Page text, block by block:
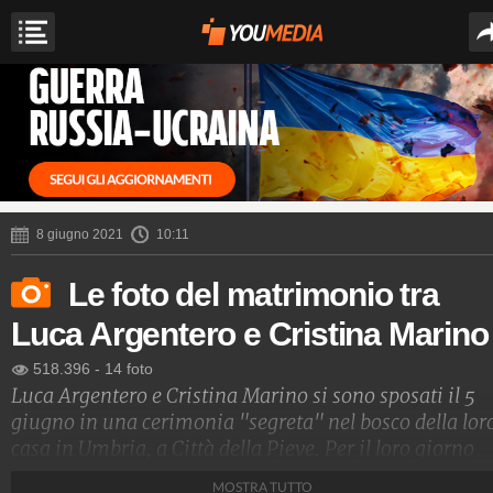
8 giugno 2021 10:11
Le foto del matrimonio tra
Luca Argentero e Cristina Marino
518.396 - 14 foto
Luca Argentero e Cristina Marino si sono sposati il 5
giugno in una cerimonia "segreta" nel bosco della
casa in Umbria, a Città della Pieve. Per il loro giorno
MOSTRA TUTTO